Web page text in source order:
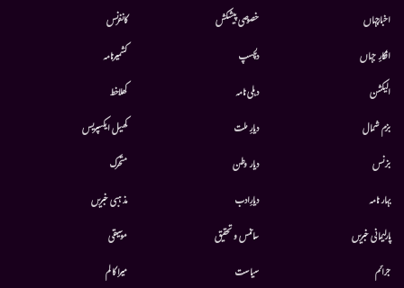
اخبارجہاں
افکارِ جہاں
الیکشن
بزم شمال
بزنس
بہار نامہ
پارلیمانی خبریں
جرائم
خصوصی پیشکش
دلچسپ
دہلی نامہ
دیارِ ملت
دیار وطن
دیارِادب
سائنس و تحقیق
سیاست
کانفرنس
کشمیرنامہ
کھلاخط
کھیل ایکسپریس
متحرك
مذہبی خبریں
موسيقى
میرا کالم